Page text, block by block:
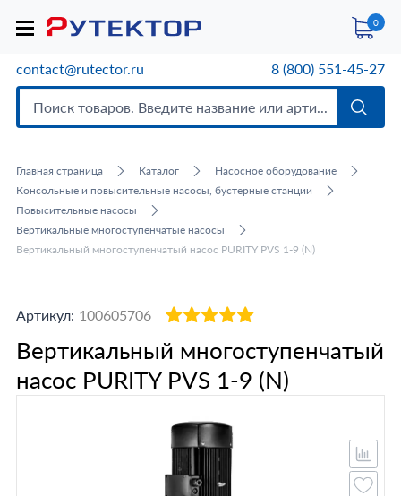
0
contact@rutector.ru 8 (800) 551-45-27
Главная страница Каталог
Насосное оборудование
Консольные и повысительные насосы, бустерные станции
Повысительные насосы
Вертикальные многоступенчатые насосы
Вертикальный многоступенчатый насос PURITY PVS 1-9 (N)
Артикул: 100605706
Вертикальный многоступенчатый
насос PURITY PVS 1-9 (N)